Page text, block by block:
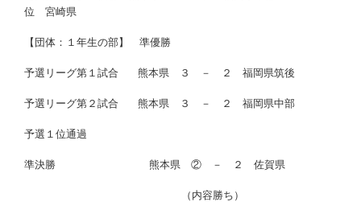
位 宮崎県
【団体：１年生の部】 準優勝
予選リーグ第１試合 熊本県 ３ － ２ 福岡県筑後
予選リーグ第２試合 熊本県 ３ － ２ 福岡県中部
予選１位通過
準決勝 熊本県 ② － ２ 佐賀県
（内容勝ち）